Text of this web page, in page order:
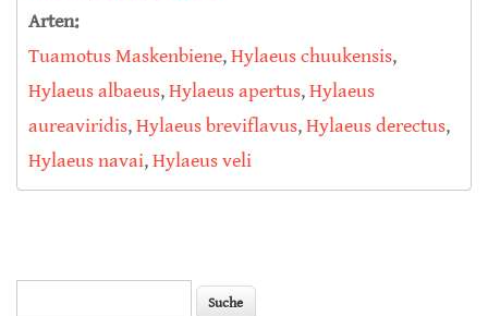
Arten:
Tuamotus Maskenbiene,Hylaeus chuukensis,
Hylaeus albaeus,Hylaeus apertus,Hylaeus
aureaviridis,Hylaeus breviflavus,Hylaeus derectus,
Hylaeus navai,Hylaeus veli